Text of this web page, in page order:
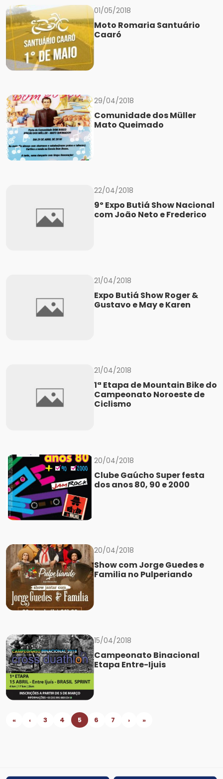
01/05/2018
Moto Romaria Santuário
Caaró
29/04/2018
Comunidade dos Müller
Mato Queimado
22/04/2018
9º Expo Butiá Show Nacional
com João Neto e Frederico
21/04/2018
Expo Butiá Show Roger &
Gustavo e May e Karen
21/04/2018
1ª Etapa de Mountain Bike do
Campeonato Noroeste de
Ciclismo
20/04/2018
Clube Gaúcho Super festa
dos anos 80, 90 e 2000
20/04/2018
Show com Jorge Guedes e
Familia no Pulperiando
15/04/2018
Campeonato Binacional
Etapa Entre-Ijuis
« ‹ 3 4 5 6 7 › »